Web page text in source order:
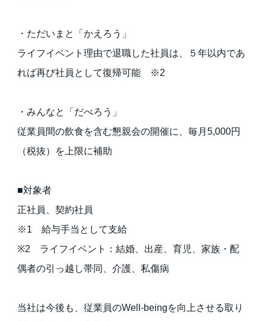
・ただいまと「かえろう」
ライフイベント理由で退職した社員は、５年以内であ
れば再び社員として復帰可能 ※2
・みんなと「だべろう」
従業員間の飲食を含む懇親会の開催に、毎月5,000円
（税抜）を上限に補助
■対象者
正社員、契約社員
※1 給与手当として支給
※2 ライフイベント：結婚、出産、育児、家族・配
偶者の引っ越し帯同、介護、私傷病
当社は今後も、従業員のWell-beingを向上させる取り